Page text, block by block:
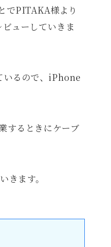
でPITAKA様より
ューしていきま
いるので、iPhone
するときにケーブ
きます。